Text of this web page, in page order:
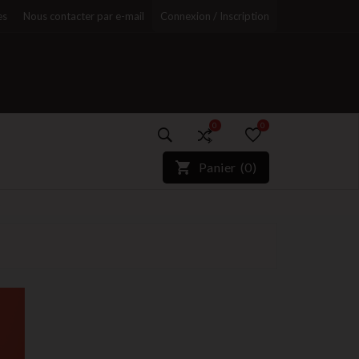
Nous contacter par e-mail Connexion / Inscription
0
)*}
0
Panier (0)